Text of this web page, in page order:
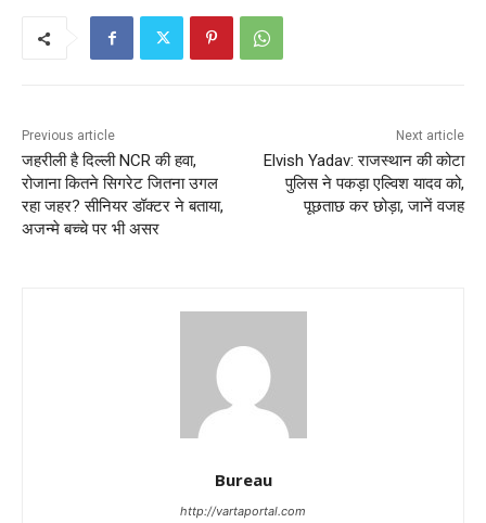
Previous article
जहरीली है दिल्ली NCR की हवा,
रोजाना कितने सिगरेट जितना उगल
रहा जहर? सीनियर डॉक्टर ने बताया,
अजन्मे बच्चे पर भी असर
Next article
Elvish Yadav: राजस्थान की कोटा
पुलिस ने पकड़ा एल्विश यादव को,
पूछताछ कर छोड़ा, जानें वजह
Bureau
http://vartaportal.com